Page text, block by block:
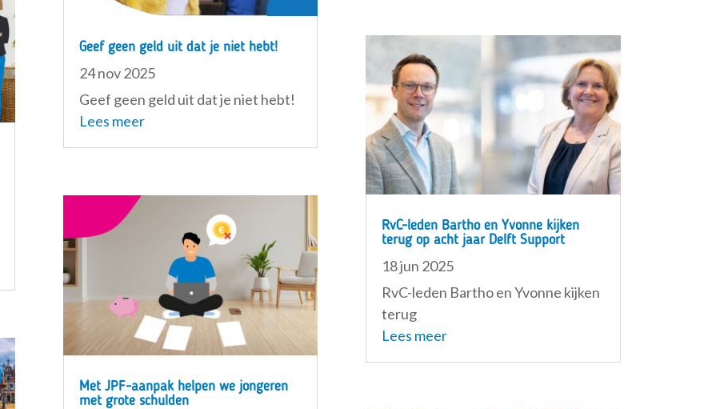
Geef geen geld uit dat je niet hebt!
24 nov 2025
Geef geen geld uit dat je niet hebt!
Lees meer
Met JPF-aanpak helpen we jongeren
met grote schulden
RvC-leden Bartho en Yvonne kijken
terug op acht jaar Delft Support
18 jun 2025
RvC-leden Bartho en Yvonne kijken
terug
Lees meer